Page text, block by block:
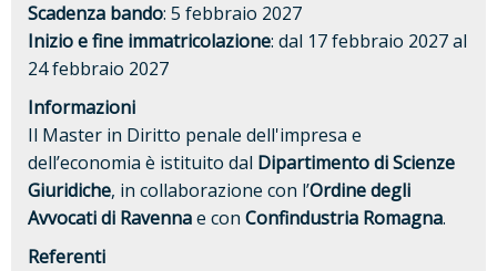
Scadenza bando: 5 febbraio 2027
Inizio e fine immatricolazione: dal 17 febbraio 2027 al
24 febbraio 2027
Informazioni
Il Master in Diritto penale dell'impresa e
dell’economia è istituito dal Dipartimento di Scienze
Giuridiche, in collaborazione con l’Ordine degli
Avvocati di Ravennae con Confindustria Romagna.
Referenti